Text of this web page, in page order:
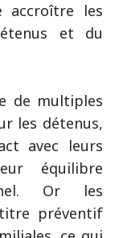
accroître les
et du
de multiples
les détenus,
avec leurs
équilibre
Or les
préventif